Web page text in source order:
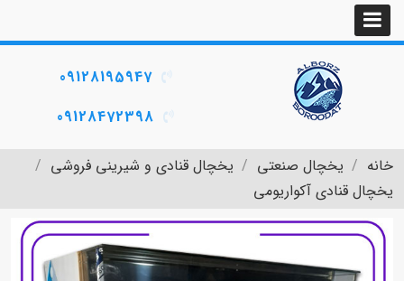
09128195947
09128472398
خانه یخچال صنعتی
یخچال قنادی و شیرینی فروشی
یخچال قنادی آکواریومی